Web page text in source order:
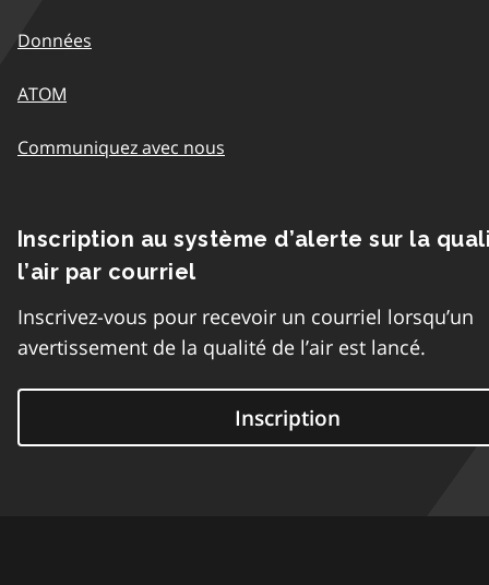
Données
ATOM
Communiquez avec nous
Inscription au système d’alerte sur la
l’air par courriel
Inscrivez-vous pour recevoir un courriel lorsqu’un
avertissement de la qualité de l’air est lancé.
Inscription